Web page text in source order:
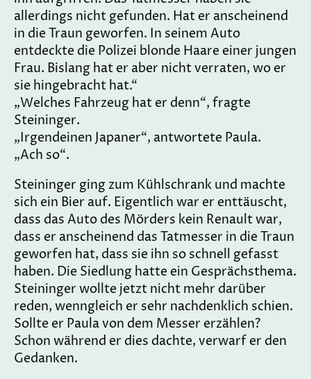
allerdings nicht gefunden. Hat er anscheinend
in die Traun geworfen. In seinem Auto
entdeckte die Polizei blonde Haare einer jungen
Frau. Bislang hat er aber nicht verraten, wo er
sie hingebracht hat.“
„Welches Fahrzeug hat er denn“, fragte
Steininger.
„Irgendeinen Japaner“, antwortete Paula.
„Ach so“.
Steininger ging zum Kühlschrank und machte
sich ein Bier auf. Eigentlich war er enttäuscht,
dass das Auto des Mörders kein Renault war,
dass er anscheinend das Tatmesser in die Traun
geworfen hat, dass sie ihn so schnell gefasst
haben. Die Siedlung hatte ein Gesprächsthema.
Steininger wollte jetzt nicht mehr darüber
reden, wenngleich er sehr nachdenklich schien.
Sollte er Paula von dem Messer erzählen?
Schon während er dies dachte, verwarf er den
Gedanken.